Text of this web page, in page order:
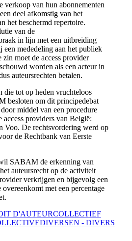
verkoop van hun abonnementen
deel afkomstig van het
het beschermd repertoire.
van de
in lijn met een uitbreiding
een mededeling aan het publiek
moet de access provider
worden als een acteur in
auteursrechten betalen.
die tot op heden vruchteloos
besloten om dit principedebat
middel van een procedure
access providers van België:
Voo. De rechtsvordering werd op
de Rechtbank van Eerste
SABAM de erkenning van
auteursrecht op de activiteit
verkrijgen en bijgevolg een
met een percentage
D'AUTEURCOLLECTIEF
DIVERSEN - DIVERS